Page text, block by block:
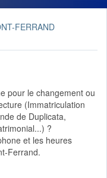
FERRAND
pour le changement ou
(Immatriculation
de Duplicata,
?
et les heures
Ferrand.